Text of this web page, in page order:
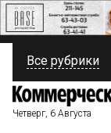
ПОЛИТИКА
ФИНАНСЫ
Все рубрики
Четверг, 6 Августа